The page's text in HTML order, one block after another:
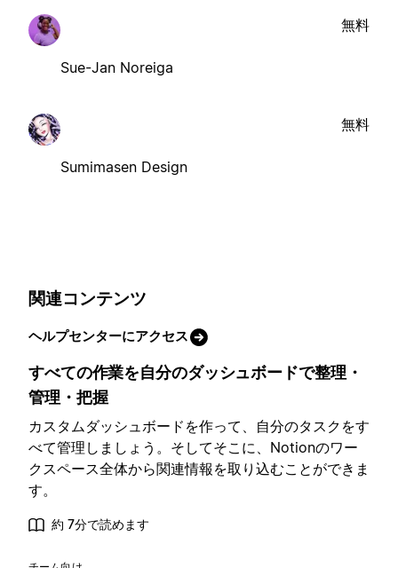
Sue-Jan Noreiga
無料
Sumimasen Design
無料
関連コンテンツ
ヘルプセンターにアクセス
すべての作業を自分のダッシュボードで整理・
管理・把握
カスタムダッシュボードを作って、自分のタスクをす
べて管理しましょう。そしてそこに、Notionのワー
クスペース全体から関連情報を取り込むことができま
す。
約 7分で読めます